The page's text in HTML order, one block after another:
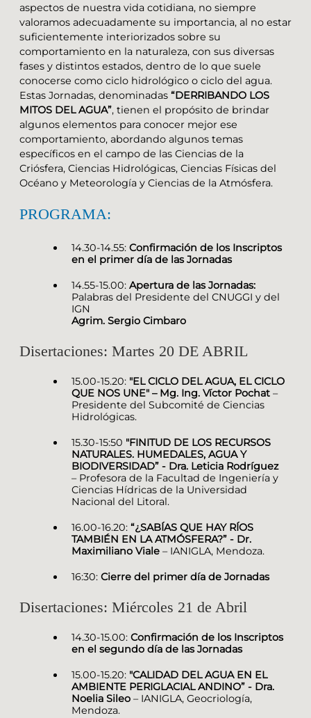
aspectos de nuestra vida cotidiana, no siempre
valoramos adecuadamente su importancia, al no estar
suficientemente interiorizados sobre su
comportamiento en la naturaleza, con sus diversas
fases y distintos estados, dentro de lo que suele
conocerse como ciclo hidrológico o ciclo del agua.
Estas Jornadas, denominadas “DERRIBANDO LOS
MITOS DEL AGUA”, tienen el propósito de brindar
algunos elementos para conocer mejor ese
comportamiento, abordando algunos temas
específicos en el campo de las Ciencias de la
Criósfera, Ciencias Hidrológicas, Ciencias Físicas del
Océano y Meteorología y Ciencias de la Atmósfera.
PROGRAMA:
14.30-14.55: Confirmación de los Inscriptos
en el primer día de las Jornadas
14.55-15.00: Apertura de las Jornadas:
Palabras del Presidente del CNUGGI y del
IGN
Agrim. Sergio Cimbaro
Disertaciones: Martes 20 DE ABRIL
15.00-15.20: "EL CICLO DEL AGUA, EL CICLO
QUE NOS UNE" – Mg. Ing. Víctor Pochat –
Presidente del Subcomité de Ciencias
Hidrológicas.
15.30-15:50 "FINITUD DE LOS RECURSOS
NATURALES. HUMEDALES, AGUA Y
BIODIVERSIDAD” - Dra. Leticia Rodríguez
– Profesora de la Facultad de Ingeniería y
Ciencias Hídricas de la Universidad
Nacional del Litoral.
16.00-16.20: “¿SABÍAS QUE HAY RÍOS
TAMBIÉN EN LA ATMÓSFERA?” - Dr.
Maximiliano Viale – IANIGLA, Mendoza.
16:30: Cierre del primer día de Jornadas
Disertaciones: Miércoles 21 de Abril
14.30-15.00: Confirmación de los Inscriptos
en el segundo día de las Jornadas
15.00-15.20: "CALIDAD DEL AGUA EN EL
AMBIENTE PERIGLACIAL ANDINO” - Dra.
Noelia Sileo – IANIGLA, Geocriología,
Mendoza.